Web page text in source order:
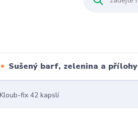
Sušený barf, zelenina a přílohy
fix 42 kapslí